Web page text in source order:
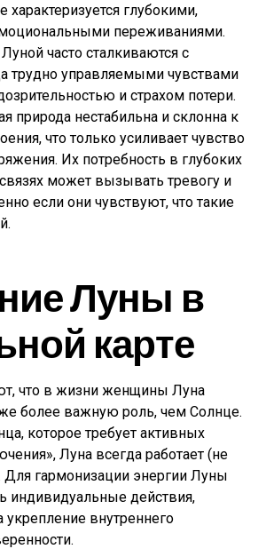
характеризуется глубокими,
переживаниями.
часто сталкиваются с
трудно управляемыми чувствами
и страхом потери.
природа нестабильна и склонна к
что только усиливает чувство
Их потребность в глубоких
может вызывать тревогу и
если они чувствуют, что такие
Луны в
карте
что в жизни женщины Луна
более важную роль, чем Солнце.
которое требует активных
Луна всегда работает (не
Для гармонизации энергии Луны
индивидуальные действия,
внутреннего